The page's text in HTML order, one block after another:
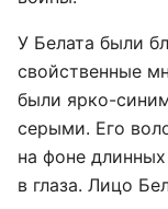
У Белата были
свойственные
были ярко-
серыми. Его
на фоне
в глаза. Лицо